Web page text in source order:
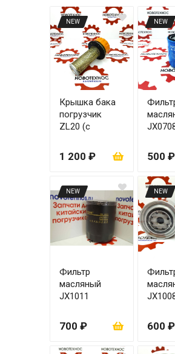
NEW
Крышка бака
погрузчик
ZL20 (с
1 200 ₽
NEW
500 ₽
NEW
Фильтр
масляный
JX1011
700 ₽
NEW
600 ₽